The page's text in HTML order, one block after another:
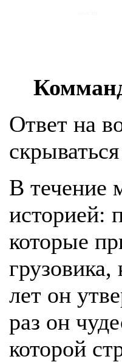
Ответ на
В течение
историей:
которые
лет он
раз он
которой